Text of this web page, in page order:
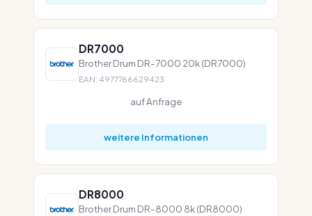
DR7000
Brother Drum DR-7000 20k (DR7000)
EAN: 4977766629423
auf Anfrage
weitere Informationen
DR8000
Brother Drum DR-8000 8k (DR8000)